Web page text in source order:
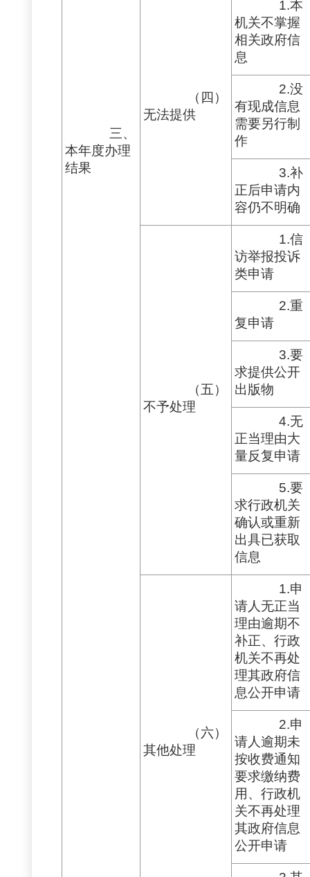
三、
本年度办理
结果
（四）
无法提供
1.本
机关不掌握
相关政府信
息
2.没
有现成信息
需要另行制
作
3.补
正后申请内
容仍不明确
（五）
不予处理
1.信
访举报投诉
类申请
2.重
复申请
3.要
求提供公开
出版物
4.无
正当理由大
量反复申请
5.要
求行政机关
确认或重新
出具已获取
信息
（六）
其他处理
1.申
请人无正当
理由逾期不
补正、行政
机关不再处
理其政府信
息公开申请
2.申
请人逾期未
按收费通知
要求缴纳费
用、行政机
关不再处理
其政府信息
公开申请